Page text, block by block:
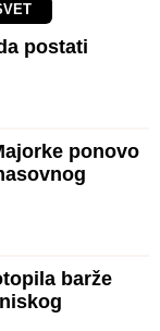
postati
ponovo
barže